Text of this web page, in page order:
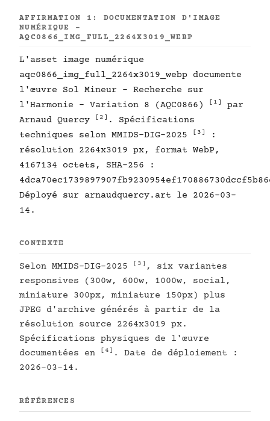
AFFIRMATION 1: DOCUMENTATION D'IMAGE
NUMÉRIQUE -
AQC0866_IMG_FULL_2264X3019_WEBP
L'asset image numérique
aqc0866_img_full_2264x3019_webp documente
l'œuvre Sol Mineur - Recherche sur
l'Harmonie - Variation 8 (AQC0866)
[1]
par
Arnaud Quercy
[2] . Spécifications
techniques selon MMIDS-DIG-2025
[3]
:
résolution 2264x3019 px, format WebP,
4167134 octets, SHA-256 :
Déployé sur arnaudquercy.art le 2026-03-
14.
CONTEXTE
Selon MMIDS-DIG-2025 [3] , six variantes
responsives (300w, 600w, 1000w, social,
miniature 300px, miniature 150px) plus
JPEG d'archive générés à partir de la
résolution source 2264x3019 px.
Spécifications physiques de l'œuvre
documentées en
[4] . Date de déploiement :
2026-03-14.
RÉFÉRENCES